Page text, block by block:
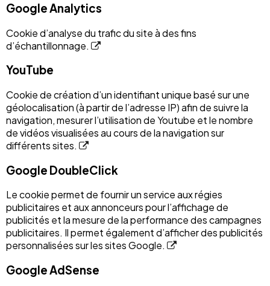
Google Analytics
Cookie d’analyse du trafic du site à des fins
d’échantillonnage.
YouTube
Cookie de création d’un identifiant unique basé sur une
géolocalisation (à partir de l’adresse IP) afin de suivre la
navigation, mesurer l’utilisation de Youtube et le nombre
de vidéos visualisées au cours de la navigation sur
différents sites.
Google DoubleClick
Le cookie permet de fournir un service aux régies
publicitaires et aux annonceurs pour l’affichage de
publicités et la mesure de la performance des campagnes
publicitaires. Il permet également d’afficher des publicités
personnalisées sur les sites Google.
Google AdSense